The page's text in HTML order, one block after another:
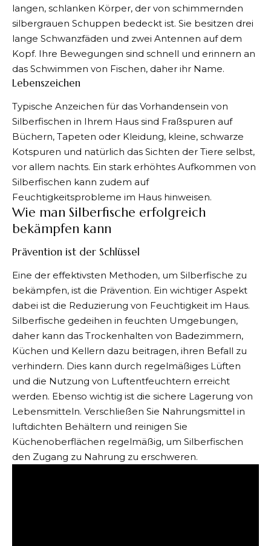
langen, schlanken Körper, der von schimmernden
silbergrauen Schuppen bedeckt ist. Sie besitzen drei
lange Schwanzfäden und zwei Antennen auf dem
Kopf. Ihre Bewegungen sind schnell und erinnern an
das Schwimmen von Fischen, daher ihr Name.
Lebenszeichen
Typische Anzeichen für das Vorhandensein von
Silberfischen in Ihrem Haus sind Fraßspuren auf
Büchern, Tapeten oder Kleidung, kleine, schwarze
Kotspuren und natürlich das Sichten der Tiere selbst,
vor allem nachts. Ein stark erhöhtes Aufkommen von
Silberfischen kann zudem auf
Feuchtigkeitsprobleme im Haus hinweisen.
Wie man Silberfische erfolgreich
bekämpfen kann
Prävention ist der Schlüssel
Eine der effektivsten Methoden, um Silberfische zu
bekämpfen, ist die Prävention. Ein wichtiger Aspekt
dabei ist die Reduzierung von Feuchtigkeit im Haus.
Silberfische gedeihen in feuchten Umgebungen,
daher kann das Trockenhalten von Badezimmern,
Küchen und Kellern dazu beitragen, ihren Befall zu
verhindern. Dies kann durch regelmäßiges Lüften
und die Nutzung von Luftentfeuchtern erreicht
werden. Ebenso wichtig ist die sichere Lagerung von
Lebensmitteln. Verschließen Sie Nahrungsmittel in
luftdichten Behältern und reinigen Sie
Küchenoberflächen regelmäßig, um Silberfischen
den Zugang zu Nahrung zu erschweren.